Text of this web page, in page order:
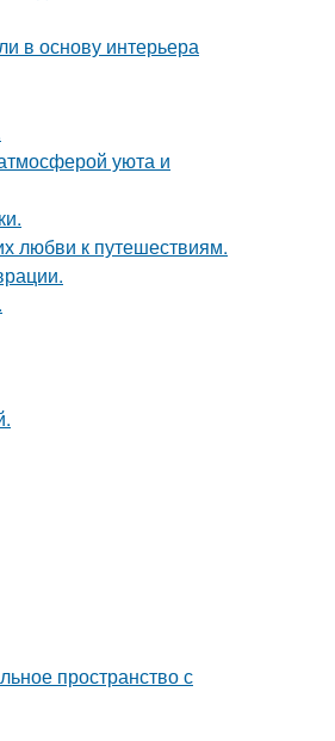
в основу интерьера
уюта и
любви к путешествиям.
пространство с